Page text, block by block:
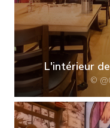
L'intérieur
©